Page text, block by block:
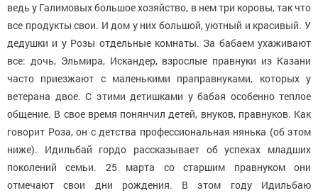
ведь у Галимовых большое хозяйство, в нем три коровы, так что
все продукты свои. И дом у них большой, уютный и красивый. У
дедушки и у Розы отдельные комнаты. За бабаем ухаживают
все: дочь, Эльмира, Искандер, взрослые правнуки из Казани
часто приезжают с маленькими праправнуками, которых у
ветерана двое. С этими детишками у бабая особенно теплое
общение. В свое время понянчил детей, внуков, правнуков. Как
говорит Роза, он с детства профессиональная нянька (об этом
ниже). Идильбай гордо рассказывает об успехах младших
поколений семьи. 25 марта со старшим правнуком они
отмечают свои дни рождения. В этом году Идильбаю